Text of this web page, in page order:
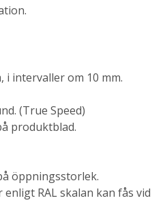
i intervaller om 10 mm.
(True Speed)
produktblad.
öppningsstorlek.
RAL skalan kan fås vid